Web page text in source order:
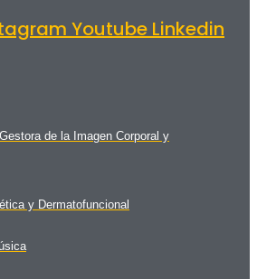
Youtube Linkedin
de la Imagen Corporal y
y Dermatofuncional